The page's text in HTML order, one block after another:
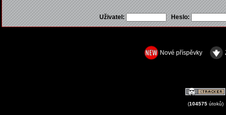
Uživatel: Heslo:
Nové příspěvky
(104575útoků)